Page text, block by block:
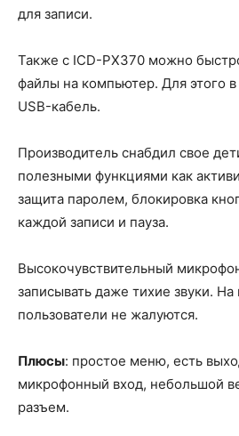
для записи.
Также с ICD-PX370 можно
файлы на компьютер. Для этого
USB-кабель.
Производитель снабдил свое
полезными функциями как
защита паролем, блокировка
каждой записи и пауза.
Высокочувствительный
записывать даже тихие звуки. На
пользователи не жалуются.
Плюсы: простое меню, есть
микрофонный вход, небольшой
разъем.